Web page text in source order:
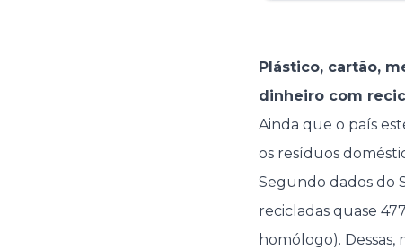
Plástico, cartão,
dinheiro com
Ainda que o país
os resíduos
Segundo dados do
recicladas quase
homólogo). Dessas,